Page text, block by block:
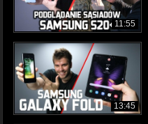
11:55
13:45